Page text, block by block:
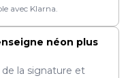
avec Klarna.
néon plus
de la signature et